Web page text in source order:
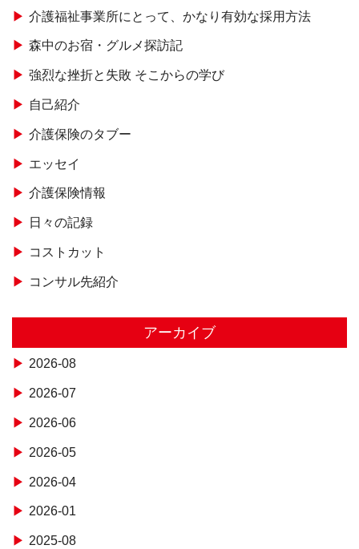
介護福祉事業所にとって、かなり有効な採用方法
森中のお宿・グルメ探訪記
強烈な挫折と失敗 そこからの学び
自己紹介
介護保険のタブー
エッセイ
介護保険情報
日々の記録
コストカット
コンサル先紹介
アーカイブ
2026-08
2026-07
2026-06
2026-05
2026-04
2026-01
2025-08